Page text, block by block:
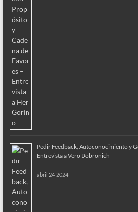
Pedir Feedback, Autoconocimiento y
Entrevista a Vero Dobronich
abril 24, 2024